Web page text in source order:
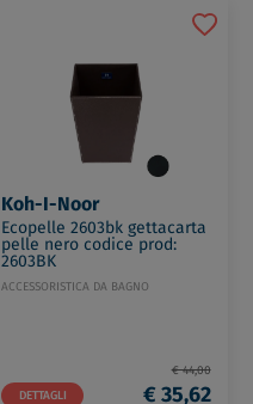
Koh-I-Noor
Ecopelle 2603bk gettacarta
pelle nero codice prod:
2603BK
ACCESSORISTICA DA BAGNO
DETTAGLI
€ 44,00
€ 35,62